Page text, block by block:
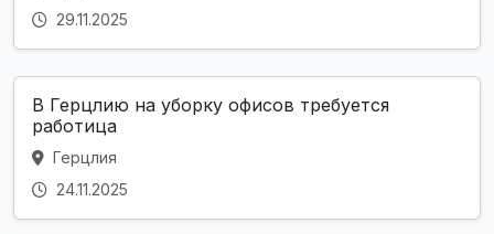
29.11.2025
В Герцлию на уборку офисов требуется
работица
Герцлия
24.11.2025